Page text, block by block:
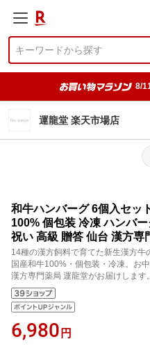
8/
運龍堂 楽天市場店
和牛ハンバーグ 6個入セッ
100% 個包装 冷凍 ハンバ
祝い 高級 贈答 仙台 漢方専
14種の漢方飼料で育てた新生漢方牛
国産和牛100%・個包装・冷凍。お
漢方専門薬局 運龍堂がお届けします。
6,980 円